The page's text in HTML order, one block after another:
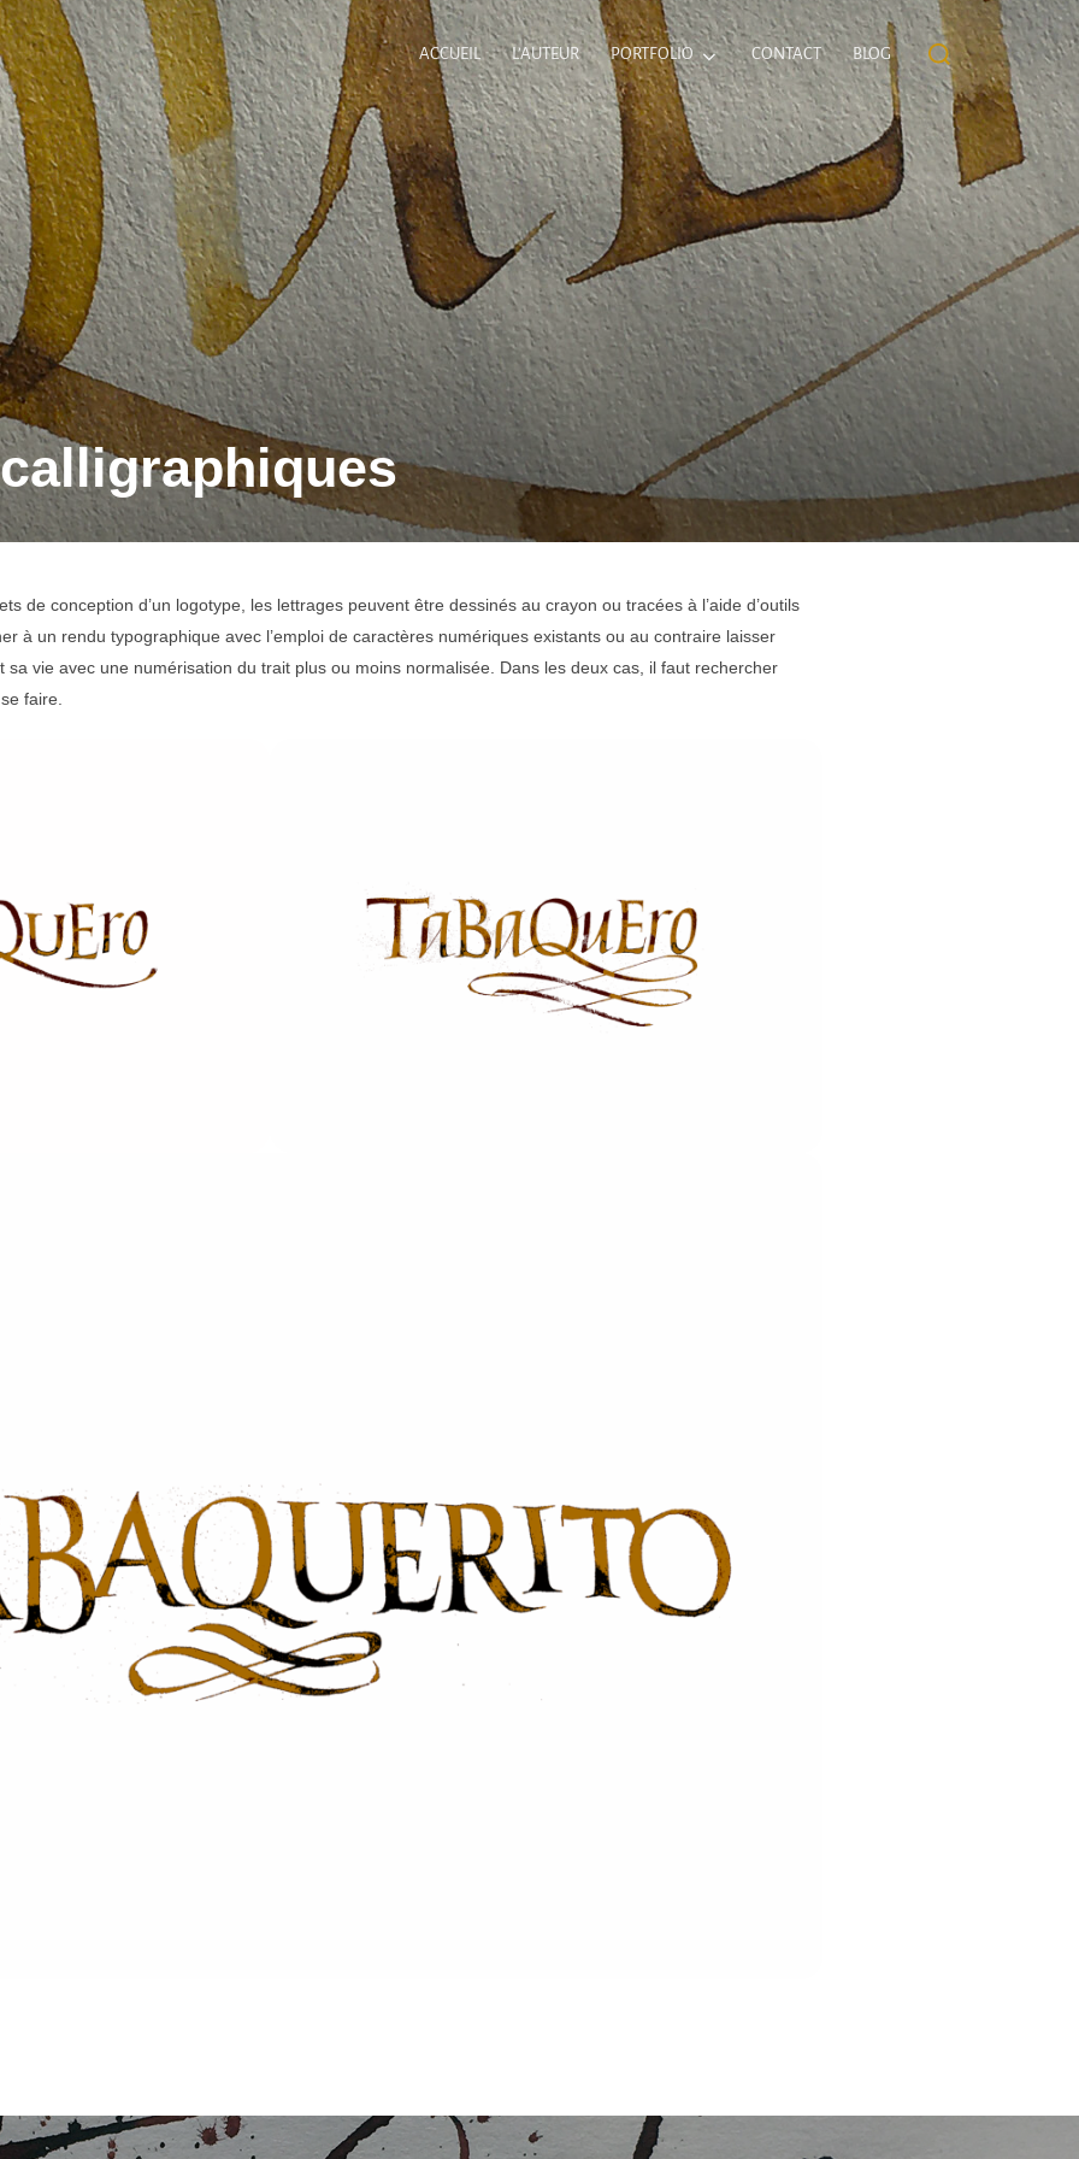
ACCUEIL L’AUTEUR PORTFOLIO CONTACT BLOG
Rechercher :
de conception d’un logotype, les lettrages peuvent être dessinés au crayon ou tracées à l’aide d’outils
à un rendu typographique avec l’emploi de caractères numériques existants ou au contraire laisser
vie avec une numérisation du trait plus ou moins normalisée. Dans les deux cas, il faut rechercher
faire.